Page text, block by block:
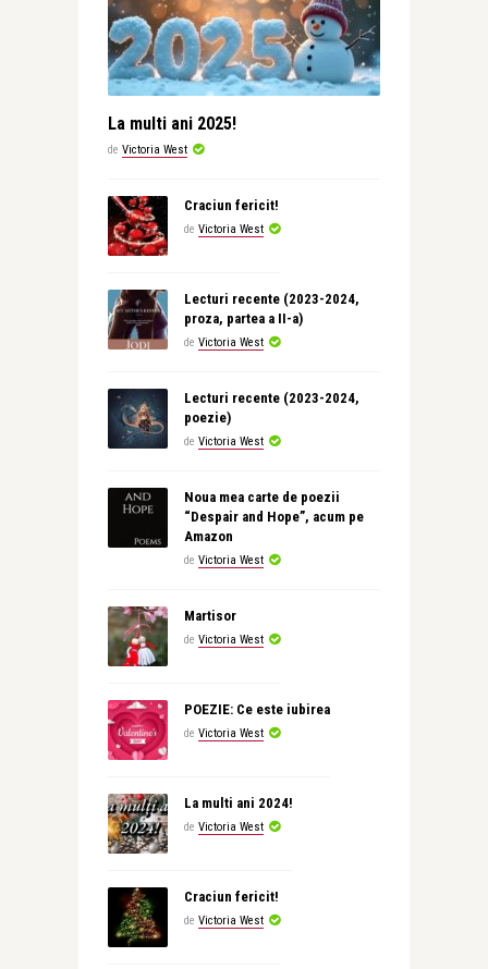
La multi ani 2025!
de Victoria West
Craciun fericit!
de Victoria West
Lecturi recente (2023-2024,
proza, partea a II-a)
de Victoria West
Lecturi recente (2023-2024,
poezie)
de Victoria West
Noua mea carte de poezii
“Despair and Hope”, acum pe
Amazon
de Victoria West
Martisor
de Victoria West
POEZIE: Ce este iubirea
de Victoria West
La multi ani 2024!
de Victoria West
Craciun fericit!
de Victoria West